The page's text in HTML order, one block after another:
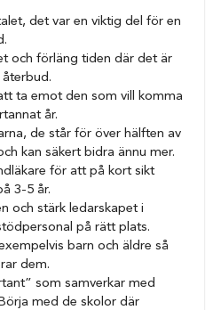
det var en viktig del för en
och förläng tiden där det är
ta emot den som vill komma
år.
de står för över hälften av
kan säkert bidra ännu mer.
för att på kort sikt
3-5 år.
och stärk ledarskapet i
på rätt plats.
barn och äldre så
dem.
som samverkar med
med de skolor där